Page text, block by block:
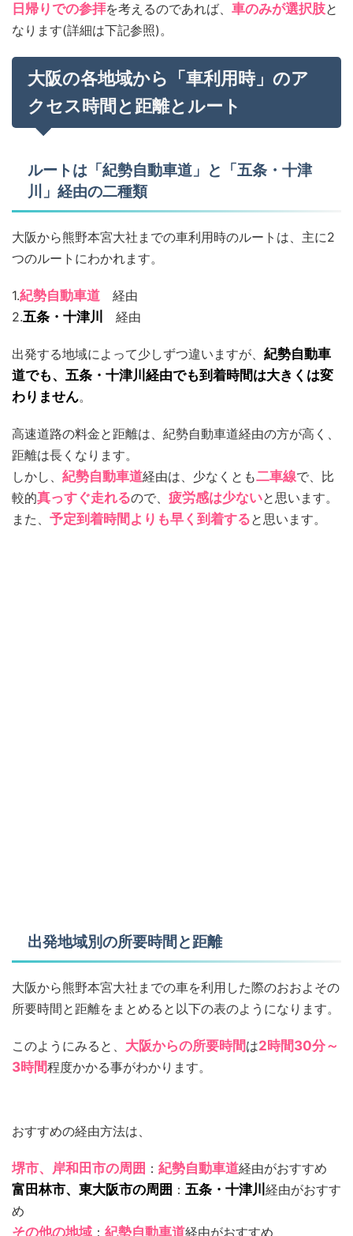
日帰りでの参拝を考えるのであれば、 車のみが選択肢と
なります(詳細は下記参照)。
大阪の各地域から「車利用時」のア
クセス時間と距離とルート
ルートは「紀勢自動車道」と「五条・十津
川」経由の二種類
大阪から熊野本宮大社までの車利用時のルートは、主に2
つのルートにわかれます。
1.紀勢自動車道 経由
2.五条・十津川 経由
出発する地域によって少しずつ違いますが、 紀勢自動車
道でも、五条・十津川経由でも到着時間は大きくは変
わりません。
高速道路の料金と距離は、紀勢自動車道経由の方が高く、
距離は長くなります。
しかし、 紀勢自動車道経由は、少なくとも二車線で、比
較的真っすぐ走れるので、 疲労感は少ないと思います。
また、 予定到着時間よりも早く到着すると思います。
出発地域別の所要時間と距離
大阪から熊野本宮大社までの車を利用した際のおおよその
所要時間と距離をまとめると以下の表のようになります。
このようにみると、 大阪からの所要時間は2時間30分～
3時間程度かかる事がわかります。
おすすめの経由方法は、
堺市、岸和田市の周囲 ： 紀勢自動車道経由がおすすめ
富田林市、東大阪市の周囲 ： 五条・十津川 経由がおすす
め
その他の地域 ： 紀勢自動車道経由がおすすめ